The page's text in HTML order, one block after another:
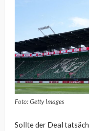
Foto: Getty Images
Sollte der Deal